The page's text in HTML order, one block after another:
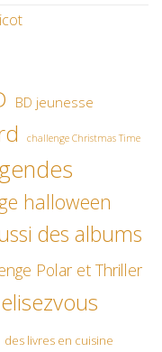
BD jeunesse
challenge Christmas Time
halloween
des albums
Polar et Thriller
des livres en cuisine